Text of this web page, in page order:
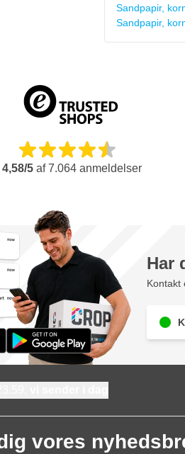
Sandpapir,
Sandpapir,
4,58/5af7.064anmeldelser
Har
Kontakt
vores